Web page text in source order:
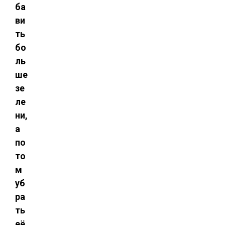
ба
ви
ть
бо
ль
ше
зе
ле
ни,
а
по
то
м
уб
ра
ть